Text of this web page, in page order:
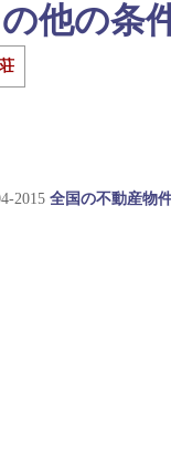
他の条
2015 全国の不動産物